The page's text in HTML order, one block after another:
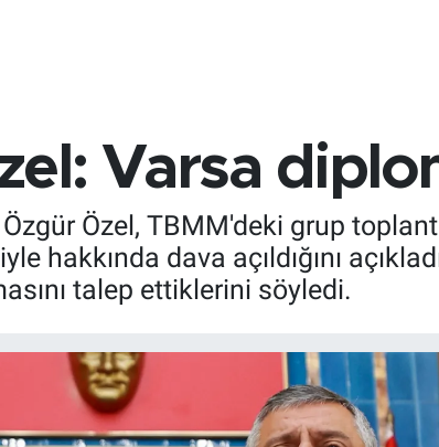
Varsa
Özel, TBMM'deki grup
hakkında dava açıldığını
talep ettiklerini söyledi.